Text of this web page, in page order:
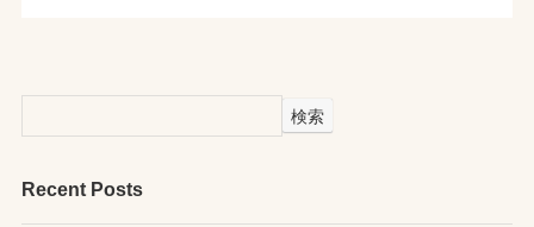
検索
Recent Posts